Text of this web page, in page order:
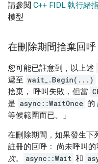
請參閱 C++ FIDL 執行緒
模型
在刪除期間捨棄回呼
您可能已註意到，以上述
遞至 wait_.Begin(...)
捨棄， 呼叫失敗，但當
是 async::WaitOnce 的
等候範圍而已。」
在刪除期間，如果發生下
註冊的回呼： 尚未呼叫
次。 async::Wait 和